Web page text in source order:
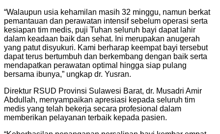
“Walaupun usia kehamilan masih 32 minggu, namun berkat
pemantauan dan perawatan intensif sebelum operasi serta
kesiapan tim medis, puji Tuhan seluruh bayi dapat lahir
dalam keadaan baik dan sehat. Ini merupakan anugerah
yang patut disyukuri. Kami berharap keempat bayi tersebut
dapat terus bertumbuh dan berkembang dengan baik serta
mendapatkan perawatan optimal hingga siap pulang
bersama ibunya,” ungkap dr. Yusran.
Direktur RSUD Provinsi Sulawesi Barat, dr. Musadri Amir
Abdullah, menyampaikan apresiasi kepada seluruh tim
medis yang telah bekerja secara profesional dalam
memberikan pelayanan terbaik kepada pasien.